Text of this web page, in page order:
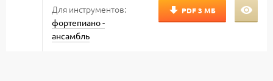
Для инструментов:
фортепиано -
ансамбль
PDF3 МБ